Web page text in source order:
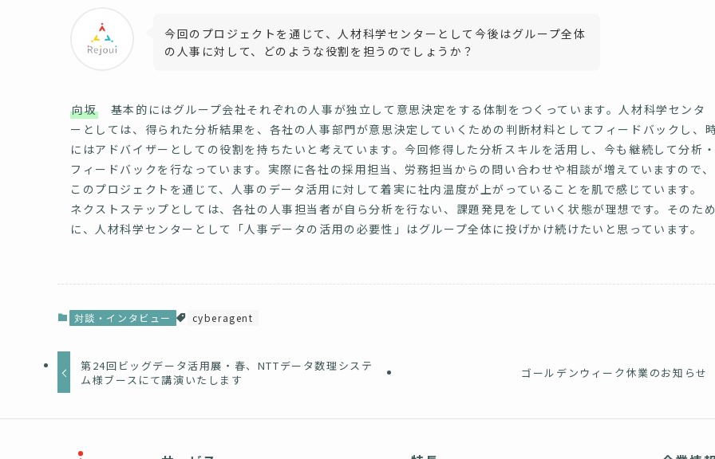
今回のプロジェクトを通じて、人材科学センターとして今後はグループ全体
の人事に対して、どのような役割を担うのでしょうか？
向坂 基本的にはグループ会社それぞれの人事が独立して意思決定をする体制をつくっています。人材科学センタ
ーとしては、得られた分析結果を、各社の人事部門が意思決定していくための判断材料としてフィードバックし、
にはアドバイザーとしての役割を持ちたいと考えています。今回修得した分析スキルを活用し、今も継続して分析
フィードバックを行なっています。実際に各社の採用担当、労務担当からの問い合わせや相談が増えていますので、
このプロジェクトを通じて、人事のデータ活用に対して着実に社内温度が上がっていることを肌で感じています。
ネクストステップとしては、各社の人事担当者が自ら分析を行ない、課題発見をしていく状態が理想です。そのた
に、人材科学センターとして「人事データの活用の必要性」はグループ全体に投げかけ続けたいと思っています。
対談・インタビュー cyberagent
第24回ビッグデータ活用展・春、NTTデータ数理システ
ム様ブースにて講演いたします
ゴールデンウィーク休業のお知らせ